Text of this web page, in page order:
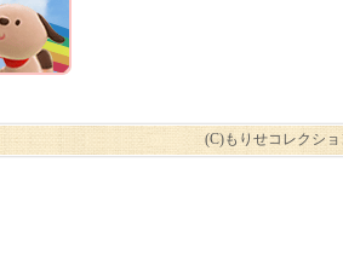
(C)もりせコレクシ